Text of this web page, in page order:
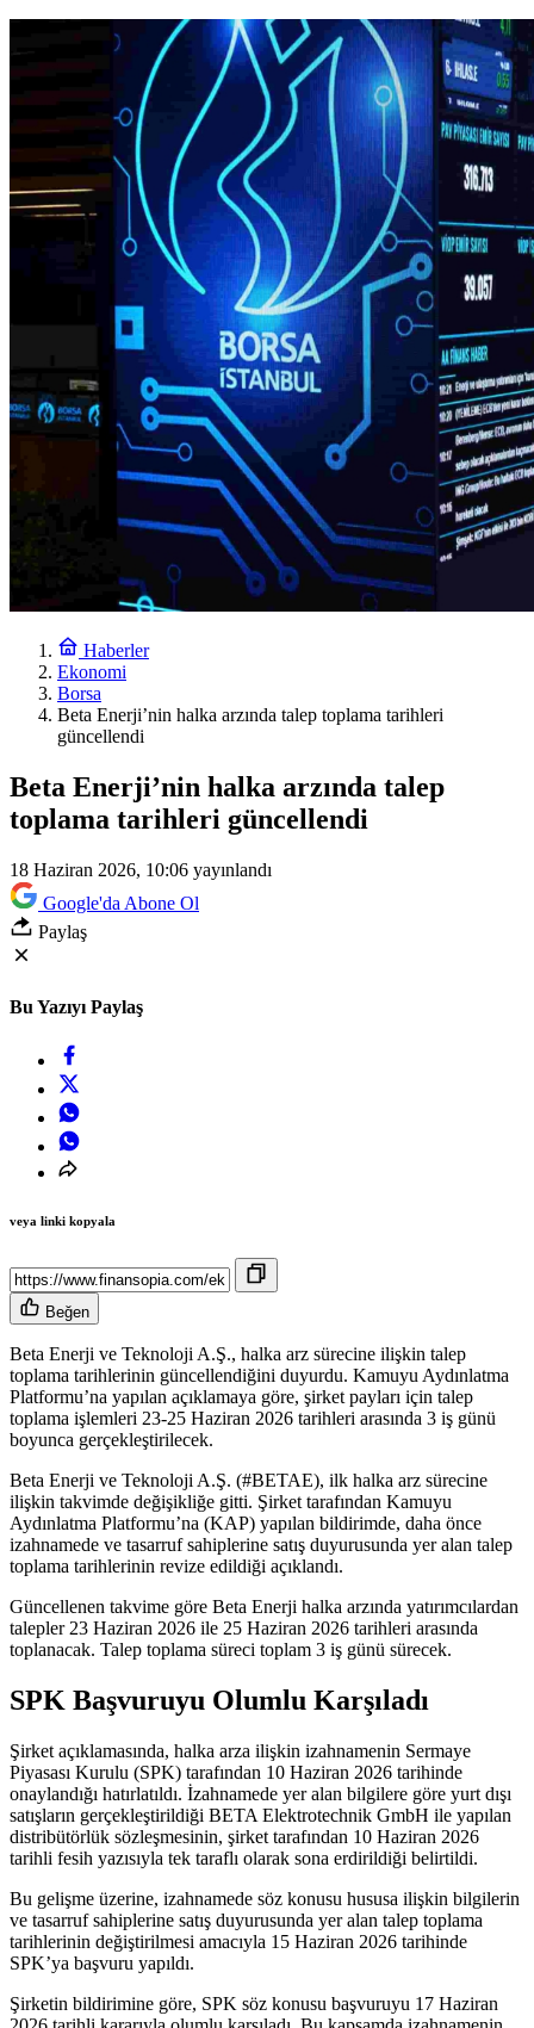
Haberler
Ekonomi
Borsa
Beta Enerji’nin halka arzında talep toplama tarihleri
güncellendi
Beta Enerji’nin halka arzında talep
toplama tarihleri güncellendi
18 Haziran 2026, 10:06 yayınlandı
Google'da Abone Ol
Paylaş
Bu Yazıyı Paylaş
veya linki kopyala
Beğen
Beta Enerji ve Teknoloji A.Ş., halka arz sürecine ilişkin talep
toplama tarihlerinin güncellendiğini duyurdu. Kamuyu Aydınlatma
Platformu’na yapılan açıklamaya göre, şirket payları için talep
toplama işlemleri 23-25 Haziran 2026 tarihleri arasında 3 iş günü
boyunca gerçekleştirilecek.
Beta Enerji ve Teknoloji A.Ş. (#BETAE), ilk halka arz sürecine
ilişkin takvimde değişikliğe gitti. Şirket tarafından Kamuyu
Aydınlatma Platformu’na (KAP) yapılan bildirimde, daha önce
izahnamede ve tasarruf sahiplerine satış duyurusunda yer alan talep
toplama tarihlerinin revize edildiği açıklandı.
Güncellenen takvime göre Beta Enerji halka arzında yatırımcılardan
talepler 23 Haziran 2026 ile 25 Haziran 2026 tarihleri arasında
toplanacak. Talep toplama süreci toplam 3 iş günü sürecek.
SPK Başvuruyu Olumlu Karşıladı
Şirket açıklamasında, halka arza ilişkin izahnamenin Sermaye
Piyasası Kurulu (SPK) tarafından 10 Haziran 2026 tarihinde
onaylandığı hatırlatıldı. İzahnamede yer alan bilgilere göre yurt dışı
satışların gerçekleştirildiği BETA Elektrotechnik GmbH ile yapılan
distribütörlük sözleşmesinin, şirket tarafından 10 Haziran 2026
tarihli fesih yazısıyla tek taraflı olarak sona erdirildiği belirtildi.
Bu gelişme üzerine, izahnamede söz konusu hususa ilişkin bilgilerin
ve tasarruf sahiplerine satış duyurusunda yer alan talep toplama
tarihlerinin değiştirilmesi amacıyla 15 Haziran 2026 tarihinde
SPK’ya başvuru yapıldı.
Şirketin bildirimine göre, SPK söz konusu başvuruyu 17 Haziran